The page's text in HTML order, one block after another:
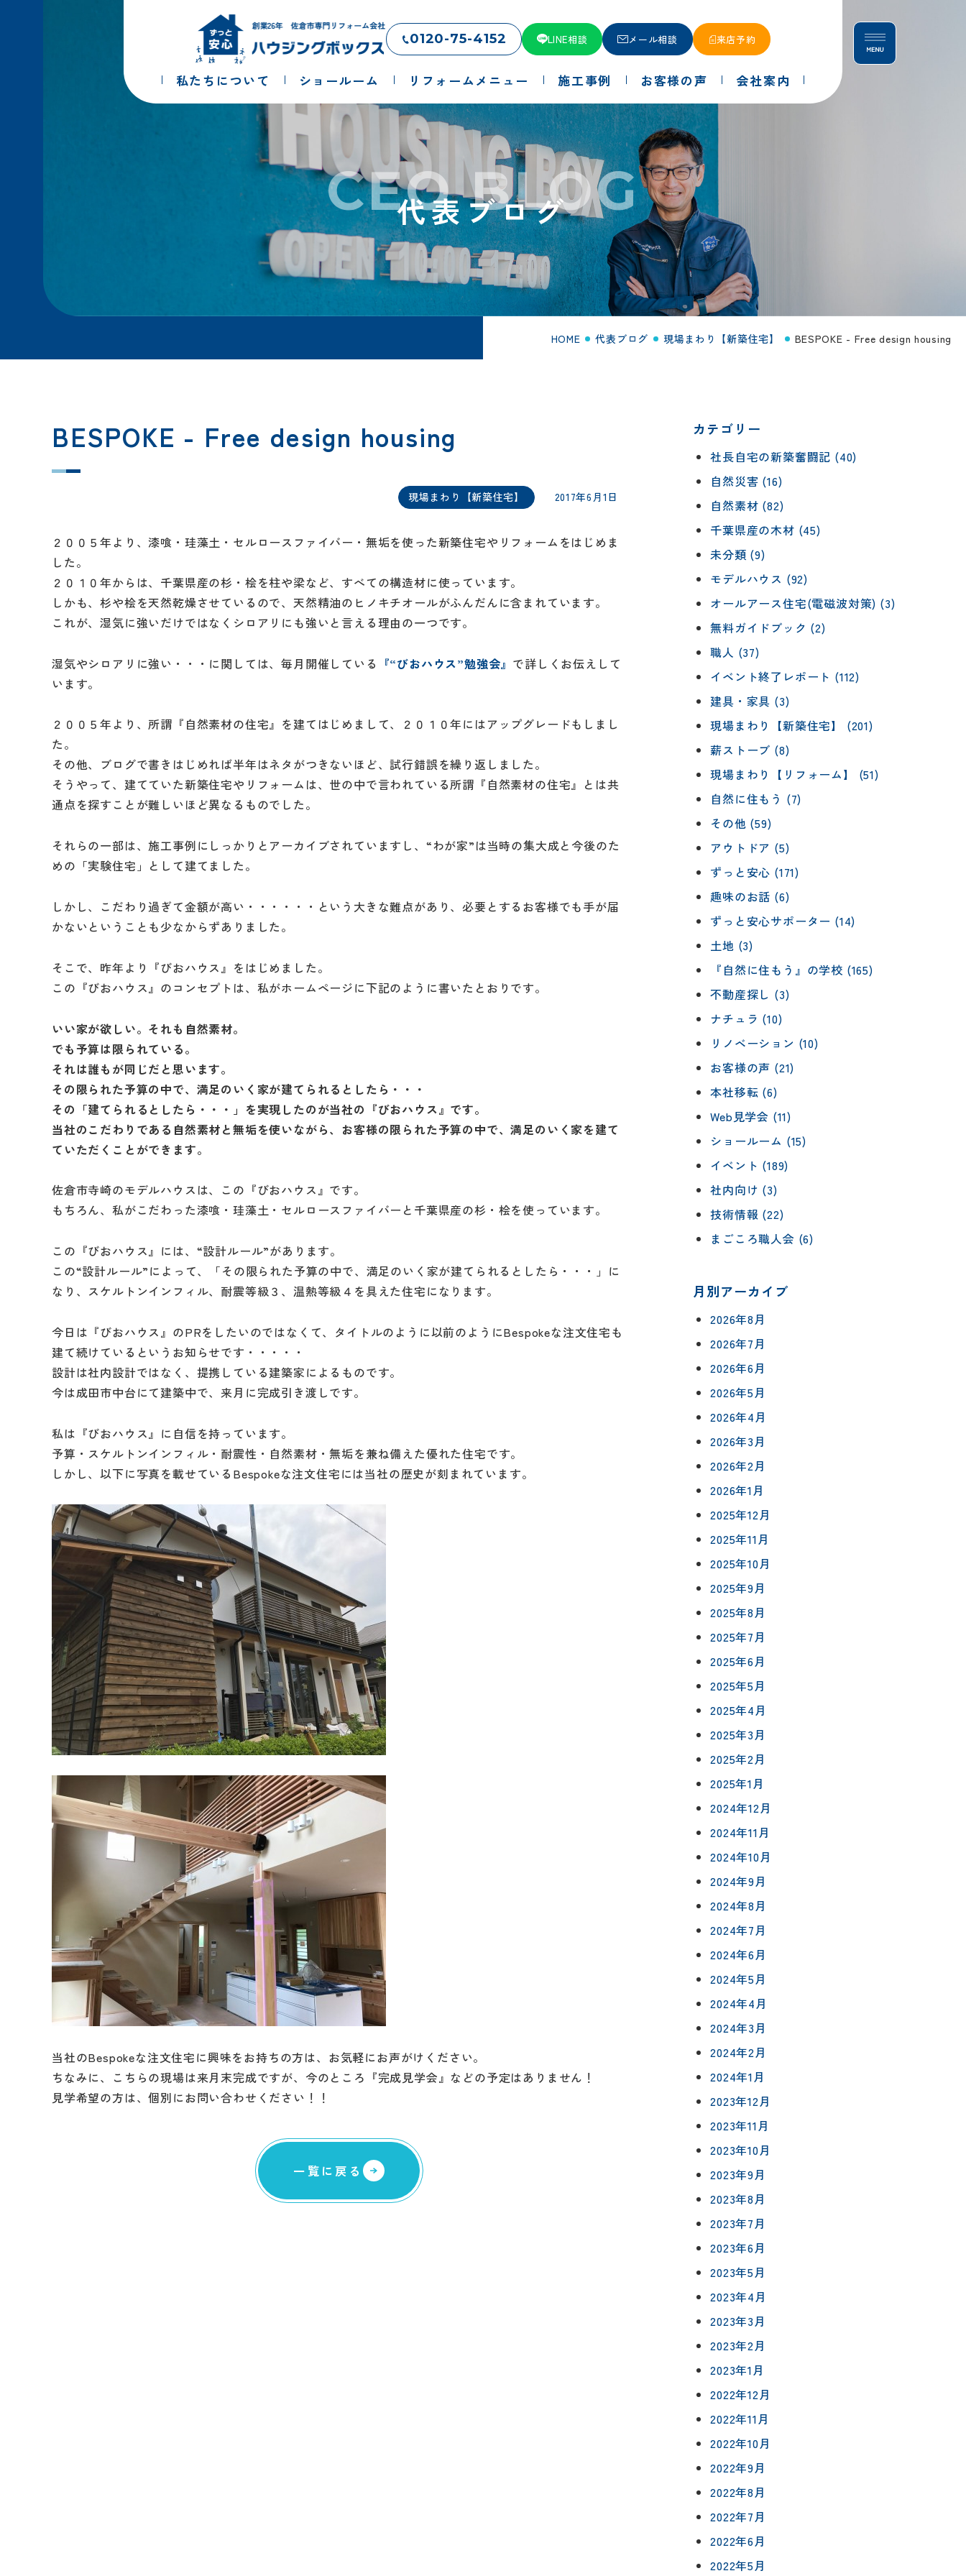
0120-75-4152 LINE相談 メール相談 来店予約
リフォームメニュー
バスルーム
洗面化粧台
トイレ
外壁・屋根塗装
LDK リフォーム
増改築・減築・リノベーション
修繕・小工事
お客様の声
ハウジングボックス について
について
私たちについて ショールーム リフォームメニュー 施工事例 お客様の声 会社案内
代表ブログ
CEO BLOG
HOME 代表ブログ 現場まわり【新築住宅】 BESPOKE - Free design housing
BESPOKE - Free design housing
現場まわり【新築住宅】 2017年6月1日
２００５年より、漆喰・珪藻土・セルロースファイバー・無垢を使った新築住宅やリフォームをはじめま
した。
２０１０年からは、千葉県産の杉・桧を柱や梁など、すべての構造材に使っています。
しかも、杉や桧を天然乾燥させているので、天然精油のヒノキチオールがふんだんに含まれています。
これが、湿気に強いだけではなくシロアリにも強いと言える理由の一つです。
湿気やシロアリに強い・・・に関しては、毎月開催している 『“びおハウス”勉強会』 で詳しくお伝えして
います。
２００５年より、所謂『自然素材の住宅』を建てはじめまして、２０１０年にはアップグレードもしまし
た。
その他、ブログで書きはじめれば半年はネタがつきないほど、試行錯誤を繰り返しました。
そうやって、建てていた新築住宅やリフォームは、世の中で言われている所謂『自然素材の住宅』とは共
通点を探すことが難しいほど異なるものでした。
それらの一部は、施工事例にしっかりとアーカイブされていますし、“わが家”は当時の集大成と今後のた
めの「実験住宅」として建てました。
しかし、こだわり過ぎて金額が高い・・・・・・という大きな難点があり、必要とするお客様でも手が届
かないということも少なからずありました。
そこで、昨年より『びおハウス』をはじめました。
この『びおハウス』のコンセプトは、私がホームページに下記のように書いたとおりです。
いい家が欲しい。それも自然素材。
でも予算は限られている。
それは誰もが同じだと思います。
その限られた予算の中で、満足のいく家が建てられるとしたら・・・
その「建てられるとしたら・・・」を実現したのが当社の『びおハウス』です。
当社のこだわりである自然素材と無垢を使いながら、お客様の限られた予算の中で、満足のいく家を建て
ていただくことができます。
佐倉市寺崎のモデルハウスは、この『びおハウス』です。
もちろん、私がこだわった漆喰・珪藻土・セルロースファイバーと千葉県産の杉・桧を使っています。
この『びおハウス』には、“設計ルール”があります。
この“設計ルール”によって、「その限られた予算の中で、満足のいく家が建てられるとしたら・・・」に
なり、スケルトンインフィル、耐震等級３、温熱等級４を具えた住宅になります。
今日は『びおハウス』のPRをしたいのではなくて、タイトルのように以前のようにBespokeな注文住宅も
建て続けているというお知らせです・・・・・
設計は社内設計ではなく、提携している建築家によるものです。
今は成田市中台にて建築中で、来月に完成引き渡しです。
私は『びおハウス』に自信を持っています。
予算・スケルトンインフィル・耐震性・自然素材・無垢を兼ね備えた優れた住宅です。
しかし、以下に写真を載せているBespokeな注文住宅には当社の歴史が刻まれています。
当社のBespokeな注文住宅に興味をお持ちの方は、お気軽にお声がけください。
ちなみに、こちらの現場は来月末完成ですが、今のところ『完成見学会』などの予定はありません！
見学希望の方は、個別にお問い合わせください！！
一覧に戻る
カテゴリー
社長自宅の新築奮闘記 (40)
自然災害 (16)
自然素材 (82)
千葉県産の木材 (45)
未分類 (9)
モデルハウス (92)
オールアース住宅(電磁波対策) (3)
無料ガイドブック (2)
職人 (37)
イベント終了レポート (112)
建具・家具 (3)
現場まわり【新築住宅】 (201)
薪ストーブ (8)
現場まわり【リフォーム】 (51)
自然に住もう (7)
その他 (59)
アウトドア (5)
ずっと安心 (171)
趣味のお話 (6)
ずっと安心サポーター (14)
土地 (3)
『自然に住もう』の学校 (165)
不動産探し (3)
ナチュラ (10)
リノベーション (10)
お客様の声 (21)
本社移転 (6)
Web見学会 (11)
ショールーム (15)
イベント (189)
社内向け (3)
技術情報 (22)
まごころ職人会 (6)
月別アーカイブ
2026年8月
2026年7月
2026年6月
2026年5月
2026年4月
2026年3月
2026年2月
2026年1月
2025年12月
2025年11月
2025年10月
2025年9月
2025年8月
2025年7月
2025年6月
2025年5月
2025年4月
2025年3月
2025年2月
2025年1月
2024年12月
2024年11月
2024年10月
2024年9月
2024年8月
2024年7月
2024年6月
2024年5月
2024年4月
2024年3月
2024年2月
2024年1月
2023年12月
2023年11月
2023年10月
2023年9月
2023年8月
2023年7月
2023年6月
2023年5月
2023年4月
2023年3月
2023年2月
2023年1月
2022年12月
2022年11月
2022年10月
2022年9月
2022年8月
2022年7月
2022年6月
2022年5月